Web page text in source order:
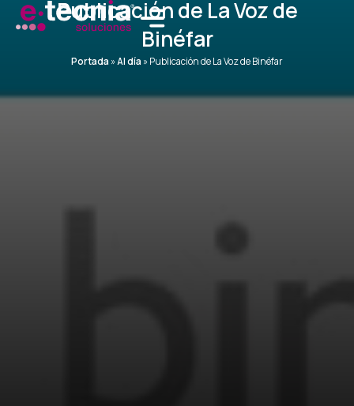
Publicación de La Voz de
Binéfar
Portada »Al día » Publicación de La Voz de Binéfar